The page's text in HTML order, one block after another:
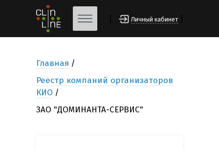
Личный кабинет
Главная
Реестр компаний организаторов
КИО
ЗАО "ДОМИНАНТА-СЕРВИС"